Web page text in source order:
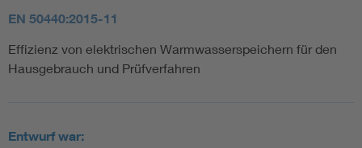
EN 50440:2015-11
Effizienz von elektrischen Warmwasserspeichern für den
Hausgebrauch und Prüfverfahren
Entwurf war: